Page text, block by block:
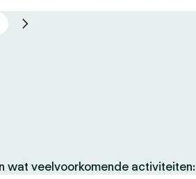
wat veelvoorkomende activiteiten: